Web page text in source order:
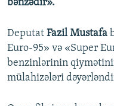
bənzədir».
Deputat Fazil Mustafa
Euro-95» və «Super
benzinlərinin
mülahizələri